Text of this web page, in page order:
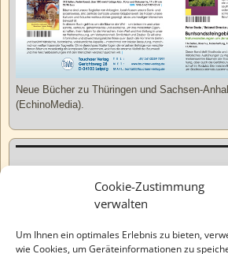
Cookie-Zustimmung
verwalten
Um Ihnen ein optimales Erlebnis zu bieten,
wie Cookies, um Geräteinformationen zu
Neue Bücher zu Thüringen und Sachsen-
(EchinoMedia).